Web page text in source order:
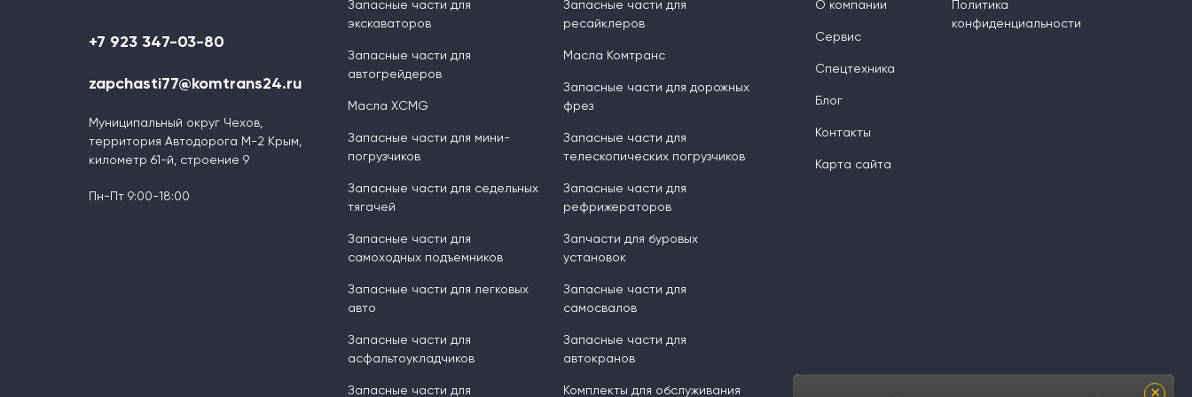
+7 923 347-03-80
zapchasti77@komtrans24.ru
Муниципальный округ Чехов,
территория Автодорога М-2 Крым,
километр 61-й, строение 9
Пн-Пт 9:00-18:00
Запасные части для
экскаваторов
Запасные части для
автогрейдеров
Масла XCMG
Запасные части для мини-
погрузчиков
Запасные части для седельных
тягачей
Запасные части для
самоходных подъемников
Запасные части для легковых
авто
Запасные части для
асфальтоукладчиков
Запасные части для
Запасные части для
ресайклеров
Масла Комтранс
Запасные части для дорожных
фрез
Запасные части для
телескопических погрузчиков
Запасные части для
рефрижераторов
Запчасти для буровых
установок
Запасные части для
самосвалов
Запасные части для
автокранов
Комплекты для обслуживания
О компании
Сервис
Спецтехника
Блог
Контакты
Карта сайта
Политика
конфиденциальности